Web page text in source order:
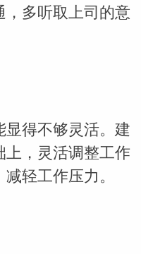
，多听取上司的意
显得不够灵活。建
上，灵活调整工作
轻工作压力。